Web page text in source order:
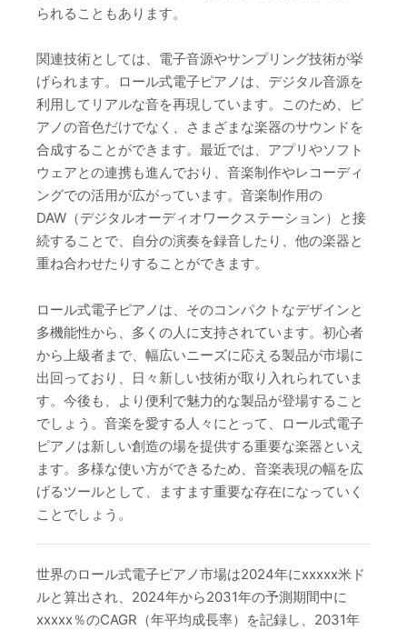
られることもあります。
関連技術としては、電子音源やサンプリング技術が挙
げられます。ロール式電子ピアノは、デジタル音源を
利用してリアルな音を再現しています。このため、ピ
アノの音色だけでなく、さまざまな楽器のサウンドを
合成することができます。最近では、アプリやソフト
ウェアとの連携も進んでおり、音楽制作やレコーディ
ングでの活用が広がっています。音楽制作用の
DAW（デジタルオーディオワークステーション）と接
続することで、自分の演奏を録音したり、他の楽器と
重ね合わせたりすることができます。
ロール式電子ピアノは、そのコンパクトなデザインと
多機能性から、多くの人に支持されています。初心者
から上級者まで、幅広いニーズに応える製品が市場に
出回っており、日々新しい技術が取り入れられていま
す。今後も、より便利で魅力的な製品が登場すること
でしょう。音楽を愛する人々にとって、ロール式電子
ピアノは新しい創造の場を提供する重要な楽器といえ
ます。多様な使い方ができるため、音楽表現の幅を広
げるツールとして、ますます重要な存在になっていく
ことでしょう。
世界のロール式電子ピアノ市場は2024年にxxxxx米ド
ルと算出され、2024年から2031年の予測期間中に
xxxxx％のCAGR（年平均成長率）を記録し、2031年